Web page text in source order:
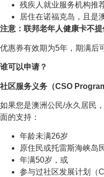
残疾人就业服务机构推
居住在诺福克岛，且是
注意：联邦老年人健康卡不提
优惠券有效期为5年，期满后
谁可以申请？
社区服务义务（CSO
如果您是澳洲公民/永久居民
面的支持：
年龄未满26岁
原住民或托雷斯海峡岛
年满50岁，或
参与过社区发展计划（